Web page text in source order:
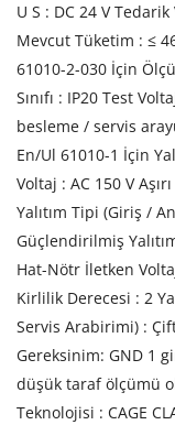
U S : DC 24 V
Mevcut Tüketim : ≤
61010-2-030 İçin
Sınıfı : IP20 Test
besleme / servis
En/Ul 61010-1 İçin
Voltaj : AC 150 V
Yalıtım Tipi (Giriş /
Güçlendirilmiş
Hat-Nötr İletken
Kirlilik Derecesi : 2
Servis Arabirimi) :
Gereksinim: GND 1
düşük taraf ölçümü
Teknolojisi : CAGE